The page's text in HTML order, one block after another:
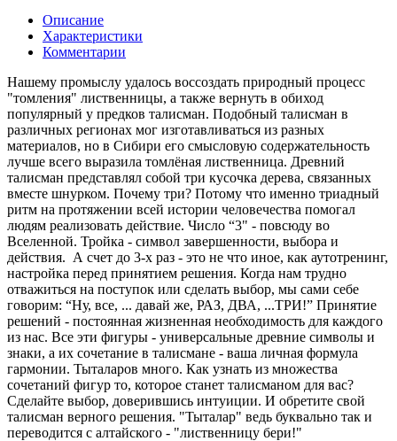
Описание
Характеристики
Комментарии
Нашему промыслу удалось воссоздать природный процесс
"томления" лиственницы, а также вернуть в обиход
популярный у предков талисман. Подобный талисман в
различных регионах мог изготавливаться из разных
материалов, но в Сибири его смысловую содержательность
лучше всего выразила томлёная лиственница. Древний
талисман представлял собой три кусочка дерева, связанных
вместе шнурком. Почему три? Потому что именно триадный
ритм на протяжении всей истории человечества помогал
людям реализовать действие. Число “3" - повсюду во
Вселенной. Тройка - символ завершенности, выбора и
действия. А счет до 3-х раз - это не что иное, как аутотренинг,
настройка перед принятием решения. Когда нам трудно
отважиться на поступок или сделать выбор, мы сами себе
говорим: “Ну, все, ... давай же, РАЗ, ДВА, ...ТРИ!” Принятие
решений - постоянная жизненная необходимость для каждого
из нас. Все эти фигуры - универсальные древние символы и
знаки, а их сочетание в талисмане - ваша личная формула
гармонии. Тыталаров много. Как узнать из множества
сочетаний фигур то, которое станет талисманом для вас?
Сделайте выбор, доверившись интуиции. И обретите свой
талисман верного решения. "Тыталар" ведь буквально так и
переводится с алтайского - "лиственницу бери!"